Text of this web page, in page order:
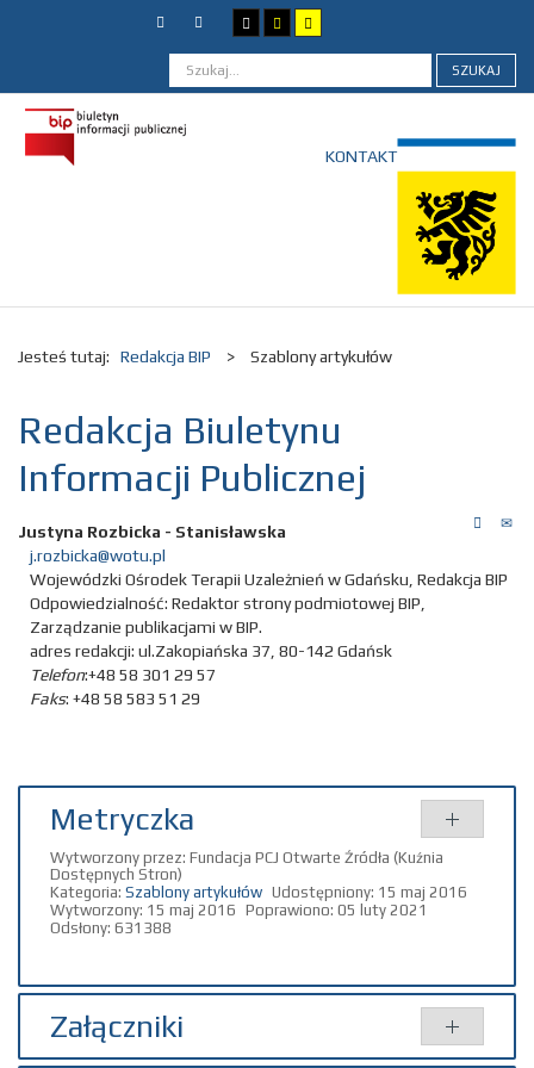
SZUKAJ
KONTAKT
Jesteś tutaj: Redakcja BIP > Szablony artykułów
Redakcja Biuletynu
Informacji Publicznej
Justyna Rozbicka - Stanisławska
j.rozbicka@wotu.pl
Wojewódzki Ośrodek Terapii Uzależnień w Gdańsku, Redakcja BIP
Odpowiedzialność: Redaktor strony podmiotowej BIP
Zarządzanie publikacjami w BIP.
adres redakcji: ul.Zakopiańska 37, 80-142 Gdańsk
Telefon:+48 58 301 29 57
Faks: +48 58 583 51 29
Metryczka
Wytworzony przez: Fundacja PCJ Otwarte Źródła (Kuźnia
Dostępnych Stron)
Kategoria: Szablony artykułów Udostępniony: 15 maj 2016
Wytworzony: 15 maj 2016 Poprawiono: 05 luty 2021
Odsłony: 631388
Załączniki